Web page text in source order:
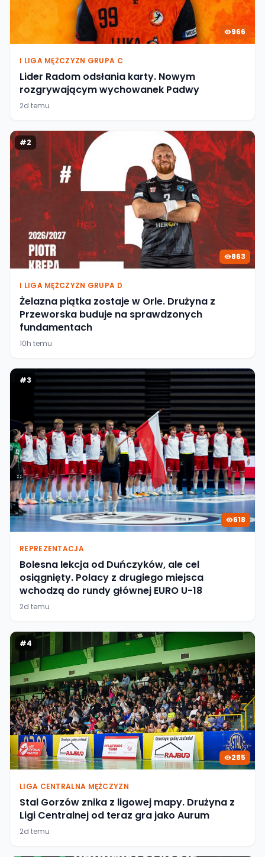
966
I LIGA MĘŻCZYZN GRUPA C
Lider Radom odsłania karty. Nowym
rozgrywającym wychowanek Padwy
2d temu
#2
863
I LIGA MĘŻCZYZN GRUPA D
Żelazna piątka zostaje w Orle. Drużyna z
Przeworska buduje na sprawdzonych
fundamentach
10h temu
#3
618
REPREZENTACJA
Bolesna lekcja od Duńczyków, ale cel
osiągnięty. Polacy z drugiego miejsca
wchodzą do rundy głównej EURO U-18
2d temu
#4
285
LIGA CENTRALNA MĘŻCZYZN
Stal Gorzów znika z ligowej mapy. Drużyna z
Ligi Centralnej od teraz gra jako Aurum
2d temu